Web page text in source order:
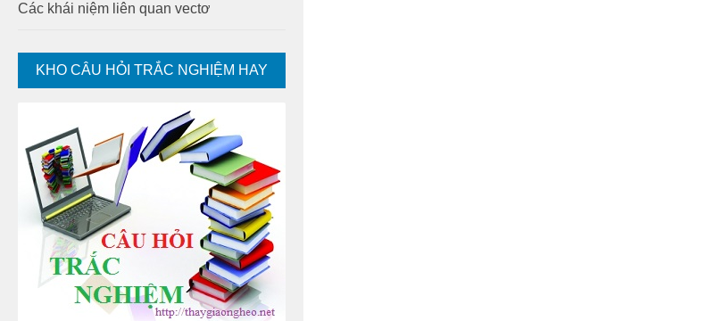
Các khái niệm liên quan vectơ
KHO CÂU HỎI TRẮC NGHIỆM HAY